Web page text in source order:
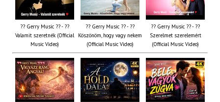
?? Gerry Music ?? - ??
Valamit szeretnék (Official
Music Video)
?? Gerry Music ?? - ??
Köszönöm, hogy vagy nekem
(Official Music Video)
?? Gerry Music ?? - ??
Szerelmet szerelemért
(Official Music Video)